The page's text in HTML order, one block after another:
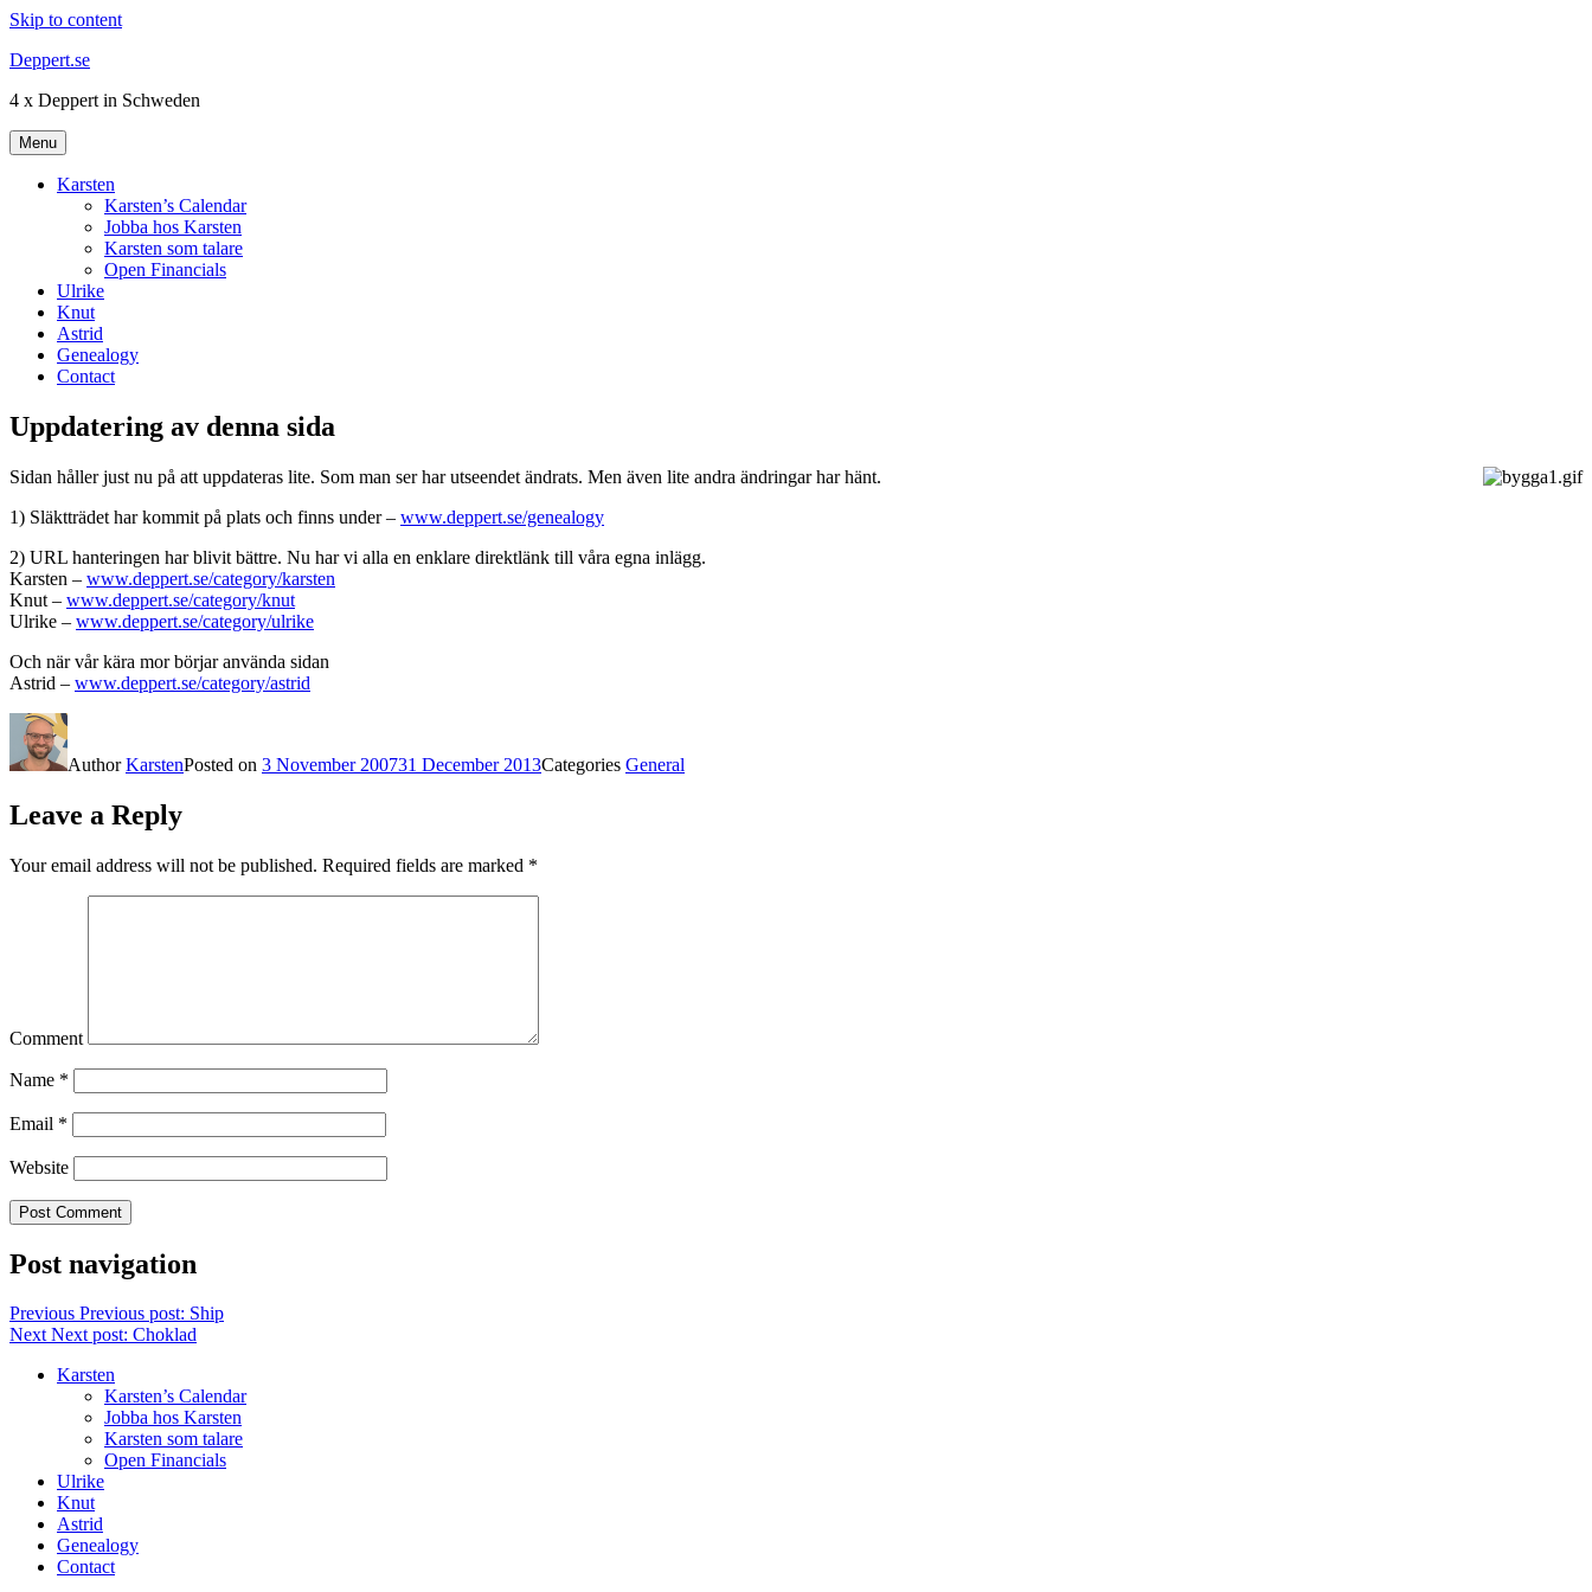
Skip to content
Deppert.se
4 x Deppert in Schweden
Menu
Karsten
Karsten’s Calendar
Jobba hos Karsten
Karsten som talare
Open Financials
Ulrike
Knut
Astrid
Genealogy
Contact
Uppdatering av denna sida
Sidan håller just nu på att uppdateras lite. Som man ser har utseendet ändrats. Men även lite andra ändringar har hänt.
1) Släktträdet har kommit på plats och finns under – www.deppert.se/genealogy
2) URL hanteringen har blivit bättre. Nu har vi alla en enklare direktlänk till våra egna inlägg.
Karsten – www.deppert.se/category/karsten
Knut – www.deppert.se/category/knut
Ulrike – www.deppert.se/category/ulrike
Och när vår kära mor börjar använda sidan
Astrid – www.deppert.se/category/astrid
AuthorKarstenPosted on 3 November 200731 December 2013Categories General
Leave a Reply
Your email address will not be published. Required fields are marked *
Comment
Name *
Email *
Website
Post navigation
Previous Previous post: Ship
Next Next post: Choklad
Karsten
Karsten’s Calendar
Jobba hos Karsten
Karsten som talare
Open Financials
Ulrike
Knut
Astrid
Genealogy
Contact